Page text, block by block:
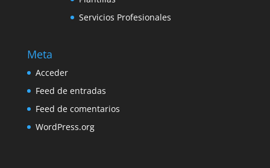
Servicios Profesionales
Meta
Acceder
Feed de entradas
Feed de comentarios
WordPress.org